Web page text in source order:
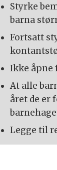
Styrke
barna
Fortsatt
Ikke åpne
At alle
året de er
Legge til